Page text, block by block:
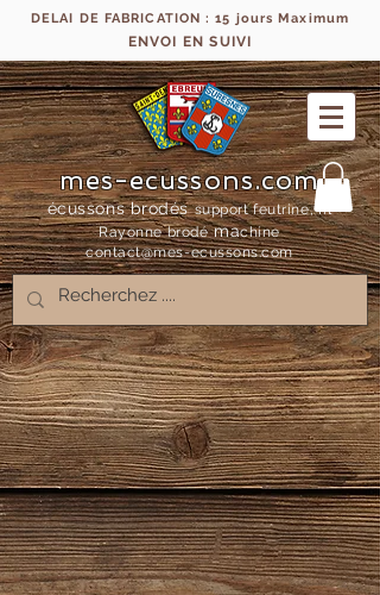
DELAI DE FABRICATION : 15 jours Maximum
ENVOI EN SUIVI
mes-ecussons.com
écussons brodés support feutrine, fil
Rayonne brodémachine
contact@mes-ecussons.com